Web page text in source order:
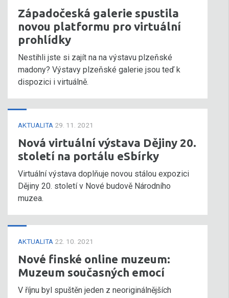
Západočeská galerie spustila
novou platformu pro virtuální
prohlídky
Nestihli jste si zajít na na výstavu plzeňské
madony? Výstavy plzeňské galerie jsou teď k
dispozici i virtuálně.
AKTUALITA 29. 11. 2021
Nová virtuální výstava Dějiny 20.
století na portálu eSbírky
Virtuální výstava doplňuje novou stálou expozici
Dějiny 20. století v Nové budově Národního
muzea.
AKTUALITA 22. 10. 2021
Nové finské online muzeum:
Muzeum současných emocí
V říjnu byl spuštěn jeden z neoriginálnějších